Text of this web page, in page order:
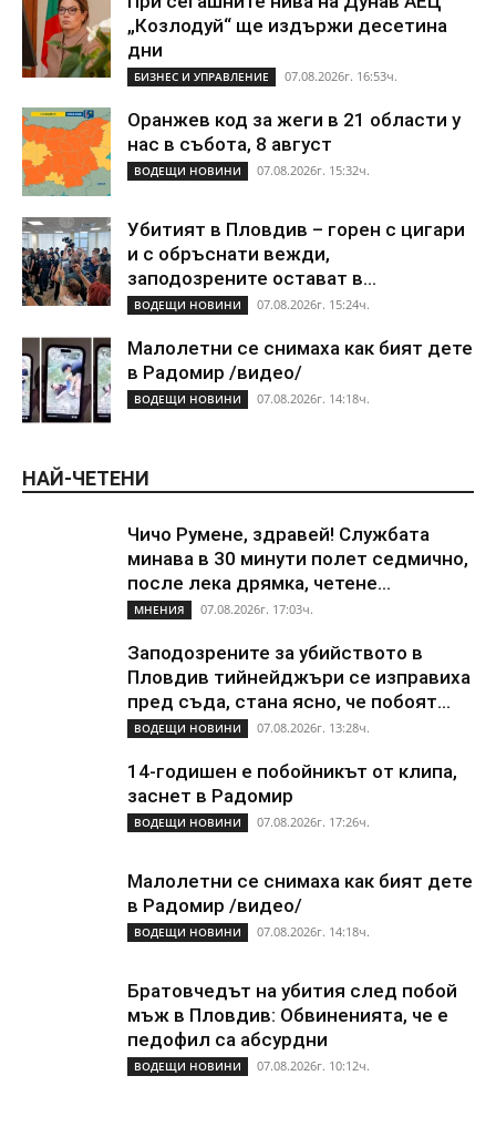
„Козлодуй“ ще издържи десетина
дни
БИЗНЕС И УПРАВЛЕНИЕ 07.08.2026г. 16:53ч.
Оранжев код за жеги в 21 области у
нас в събота, 8 август
ВОДЕЩИ НОВИНИ 07.08.2026г. 15:32ч.
Убитият в Пловдив – горен с цигари
и с обръснати вежди,
заподозрените остават в...
ВОДЕЩИ НОВИНИ 07.08.2026г. 15:24ч.
Малолетни се снимаха как бият дете
в Радомир /видео/
ВОДЕЩИ НОВИНИ 07.08.2026г. 14:18ч.
НАЙ-ЧЕТЕНИ
Чичо Румене, здравей! Службата
минава в 30 минути полет седмично,
после лека дрямка, четене...
МНЕНИЯ 07.08.2026г. 17:03ч.
Заподозрените за убийството в
Пловдив тийнейджъри се изправиха
пред съда, стана ясно, че побоят...
ВОДЕЩИ НОВИНИ 07.08.2026г. 13:28ч.
14-годишен е побойникът от клипа,
заснет в Радомир
ВОДЕЩИ НОВИНИ 07.08.2026г. 17:26ч.
Малолетни се снимаха как бият дете
в Радомир /видео/
ВОДЕЩИ НОВИНИ 07.08.2026г. 14:18ч.
Братовчедът на убития след побой
мъж в Пловдив: Обвиненията, че е
педофил са абсурдни
ВОДЕЩИ НОВИНИ 07.08.2026г. 10:12ч.